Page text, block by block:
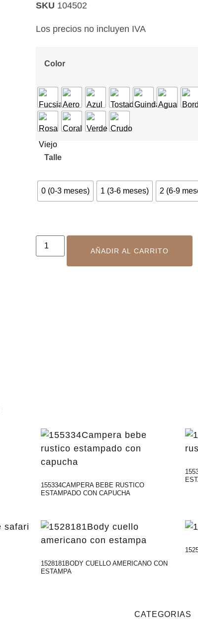
SKU 104502
Los precios no incluyen IVA
Color
Talle
0 (0-3 meses) 1 (3-6 meses) 2 (6-9
AÑADIR AL CARRITO
155334CAMPERA BEBE RUSTICO
ESTAMPADO CON CAPUCHA
1528181BODY CUELLO AMERICANO CON
ESTAMPA
CATEGORIAS